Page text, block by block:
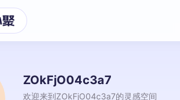
ZOkFjO04c3a7
欢迎来到ZOkFjO04c3a7的灵感空间